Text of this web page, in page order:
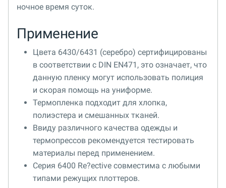
ночное время суток.
Применение
Цвета 6430/6431 (серебро) сертифицированы
в соответствии с DIN EN471, это означает, что
данную пленку могут использовать полиция
и скорая помощь на униформе.
Термопленка подходит для хлопка,
полиэстера и смешанных тканей.
Ввиду различного качества одежды и
термопрессов рекомендуется тестировать
материалы перед применением.
Серия 6400 Re?ective совместима с любыми
типами режущих плоттеров.